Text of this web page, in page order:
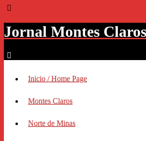
Jornal Montes Claros
Inicio / Home Page
Montes Claros
Norte de Minas